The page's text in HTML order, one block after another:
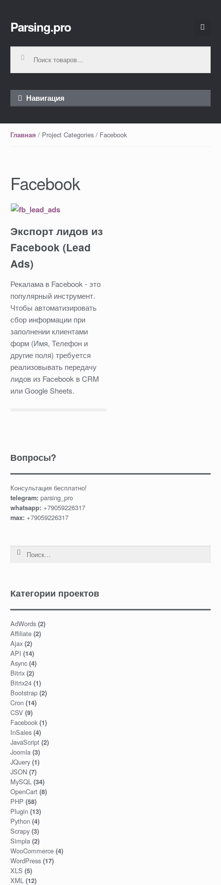
Перейти к навигации
Перейти к содержимому
Parsing.pro
Навигация
Главная / Project Categories / Facebook
Facebook
Экспорт лидов из
Facebook (Lead
Ads)
Рекалама в Facebook - это
популярный инструмент.
Чтобы автоматизировать
сбор информации при
заполнении клиентами
форм (Имя, Телефон и
другие поля) требуется
реализовывать передачу
лидов из Facebook в CRM
или Google Sheets.
Вопросы?
Консультация бесплатно!
telegram: parsing_pro
whatsapp: +79059226317
max: +79059226317
Найти:
Категории проектов
AdWords(2)
Affiliate(2)
Ajax(2)
API (14)
Async(4)
Bitrix(2)
Bitrix24(1)
Bootstrap(2)
Cron(14)
CSV (9)
Facebook(1)
InSales(4)
JavaScript(2)
Joomla(3)
JQuery(1)
JSON(7)
MySQL(34)
OpenCart(8)
PHP (58)
Plugin(13)
Python(4)
Scrapy(3)
Simpla(2)
WooCommerce(4)
WordPress(17)
XLS (5)
XML(12)